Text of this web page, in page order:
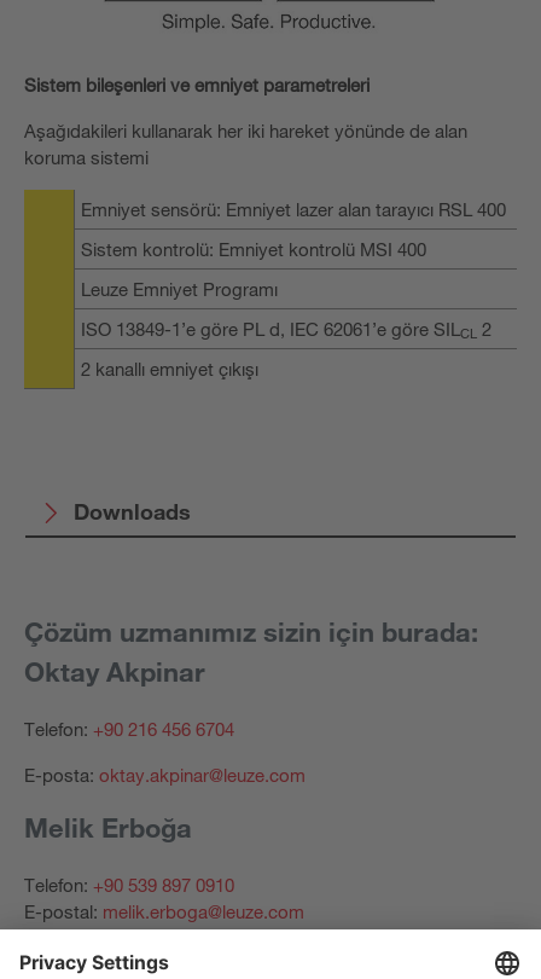
Sistem bileşenleri ve emniyet parametreleri
Aşağıdakileri kullanarak her iki hareket yönünde de alan
koruma sistemi
Emniyet sensörü: Emniyet lazer alan tarayıcı RSL 400
Sistem kontrolü: Emniyet kontrolü MSI 400
Leuze Emniyet Programı
ISO 13849-1’e göre PL d, IEC 62061’e göre SIL CL 2
2 kanallı emniyet çıkışı
Downloads
Çözüm uzmanımız sizin için burada:
Oktay Akpinar
Telefon: +90 216 456 6704
E-posta: oktay.akpinar@leuze.com
Melik Erboğa
Telefon: +90 539 897 0910
E-postal: melik.erboga@leuze.com